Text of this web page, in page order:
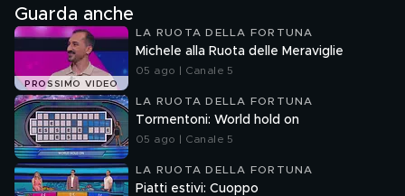
Guarda anche
PROSSIMO VIDEO
LA RUOTA DELLA FORTUNA
Michele alla Ruota delle Meraviglie
05 ago | Canale 5
LA RUOTA DELLA FORTUNA
Tormentoni: World hold on
05 ago | Canale 5
LA RUOTA DELLA FORTUNA
Piatti estivi: Cuoppo